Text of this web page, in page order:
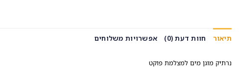
תיאור חוות דעת (0) אפשרויות משלוחים
נרתיק מוגן מים למצלמת פוקט